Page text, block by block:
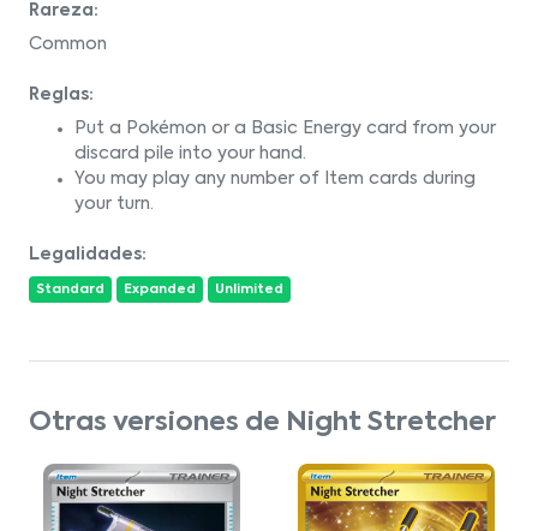
Rareza:
Common
Reglas:
Put a Pokémon or a Basic Energy card from your
discard pile into your hand.
You may play any number of Item cards during
your turn.
Legalidades:
Standard Expanded Unlimited
Otras versiones de Night Stretcher